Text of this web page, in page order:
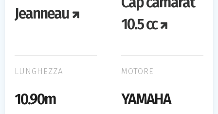
Jeanneau
10.5 cc
LUNGHEZZA
10.90m
MOTORE
YAMAHA